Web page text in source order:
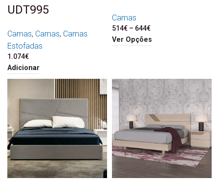
UDT995
Camas, Camas, Camas
Estofadas
1.074€
Adicionar
Camas
514€ – 644€
through 644€
Ver Opções